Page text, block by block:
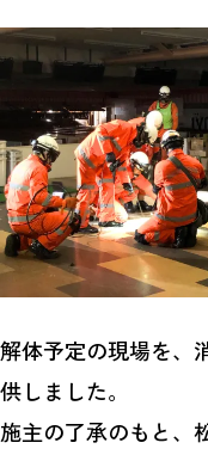
解体予定の現場を、
供しました。
施主の了承のもと、